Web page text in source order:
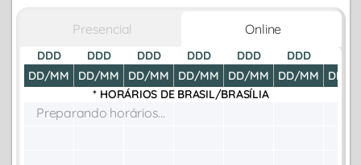
Presencial Online
DDD
DD/MM
DDD
DD/MM
DDD
DD/MM
DDD
DD/MM
DDD
DD/MM
DDD
DD/MM
DD/
* HORÁRIOS DE BRASIL/BRASÍLIA
Preparando horários...